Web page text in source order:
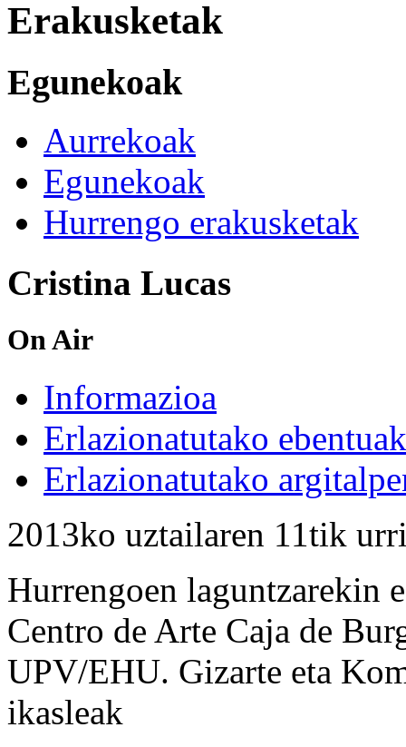
Erakusketak
Egunekoak
Aurrekoak
Egunekoak
Hurrengo erakusketak
Cristina Lucas
On Air
Informazioa
Erlazionatutako ebentuak
Erlazionatutako
2013ko uztailaren 11tik
Hurrengoen laguntzarekin
Centro de Arte Caja de
UPV/EHU. Gizarte eta
ikasleak